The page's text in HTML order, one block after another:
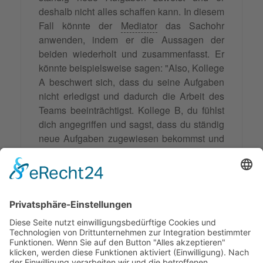
deshalb nicht alles schaffen kann. In diesem
Fall könnte der Mediatordas Sachohr
anwenden, indem er die Aussagen der
beiden wiederholt und zusammenfasst. Er
könnte beispielsweise sagen: "Also, Kollege
A beschwert sich, dass du seine Aufgaben
nicht erledigst und dadurch die Arbeit des
Teams beeinträchtigst. Kollege B, du fühlst
dich angegriffen und sagst, dass du ständig
neue Aufgaben zugewiesen bekommst und
deshalb nicht alles schaffen kannst. Habe
ich das richtig verstanden?" Durch diese
Technik wird sichergestellt, dass beide
Missverständnisse aufgedeckt werden
können.